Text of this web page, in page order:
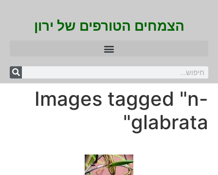
הצמחים הטורפים של ירון
Images tagged "n-
glabrata"